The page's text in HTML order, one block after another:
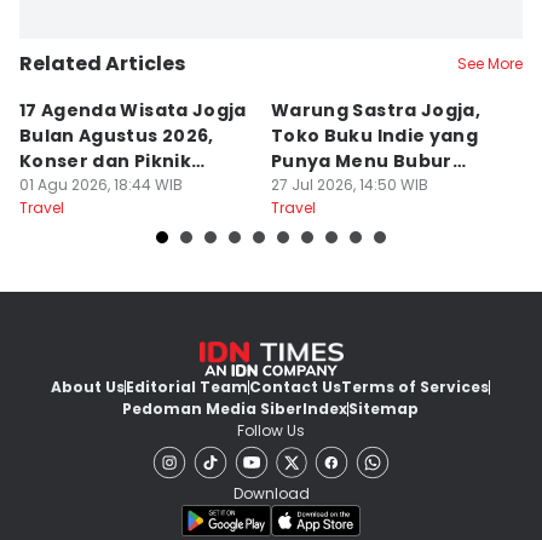
Related Articles See More
17 Agenda Wisata Jogja
Bulan Agustus 2026,
Konser dan Piknik
Literasi
01 Agu 2026, 18:44 WIB
Travel
Warung Sastra Jogja,
Toko Buku Indie yang
Punya Menu Bubur
Manado
27 Jul 2026, 14:50 WIB
Travel
About UsEditorial TeamContact UsTerms of Services
Pedoman Media SiberIndexSitemap
Follow Us
Download